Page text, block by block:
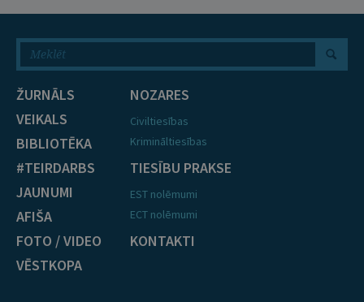
ŽURNĀLS
VEIKALS
BIBLIOTĒKA
#TEIRDARBS
JAUNUMI
AFIŠA
FOTO / VIDEO
VĒSTKOPA
NOZARES
Civiltiesības
Krimināltiesības
TIESĪBU PRAKSE
EST nolēmumi
ECT nolēmumi
KONTAKTI